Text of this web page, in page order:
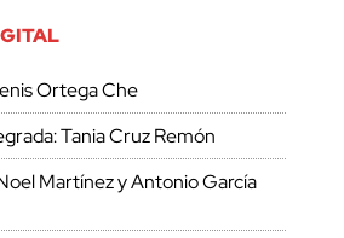
Ortega Che
Tania Cruz Remón
Martínez y Antonio García